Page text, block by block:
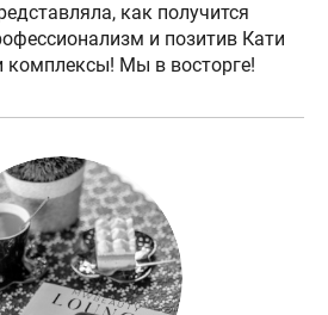
как получится
и позитив Кати
комплексы! Мы в восторге!